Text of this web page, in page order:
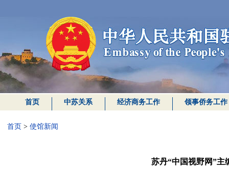
首页 中苏关系 经济商务工作 领事侨务工作
首页 > 使馆新闻
苏丹“中国视野网”主